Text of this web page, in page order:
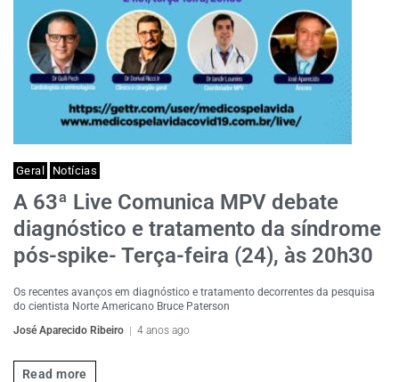
Geral Notícias
A 63ª Live Comunica MPV debate
diagnóstico e tratamento da síndrome
pós-spike- Terça-feira (24), às 20h30
Os recentes avanços em diagnóstico e tratamento decorrentes da pesquisa
do cientista Norte Americano Bruce Paterson
José Aparecido Ribeiro
4 anos ago
Read more